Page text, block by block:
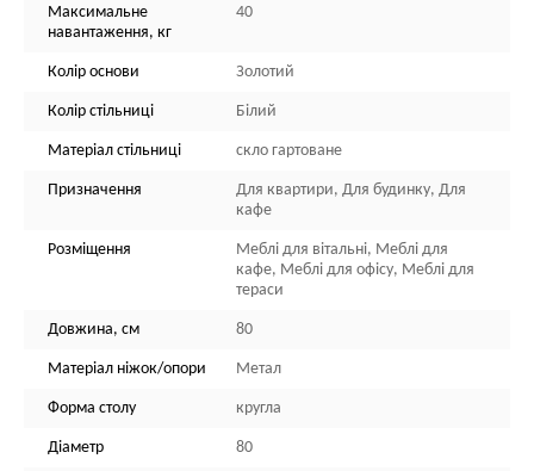
Максимальне
навантаження, кг
40
Колір основи Золотий
Колір стільниці Білий
Матеріал стільниці скло гартоване
Призначення
Для квартири, Для будинку, Для
кафе
Розміщення
Меблі для вітальні, Меблі для
кафе, Меблі для офісу, Меблі для
тераси
Довжина, см 80
Матеріал ніжок/опори Метал
Форма столу кругла
Діаметр 80